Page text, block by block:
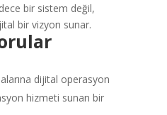
bir sistem değil,
bir vizyon sunar.
dijital operasyon
hizmeti sunan bir